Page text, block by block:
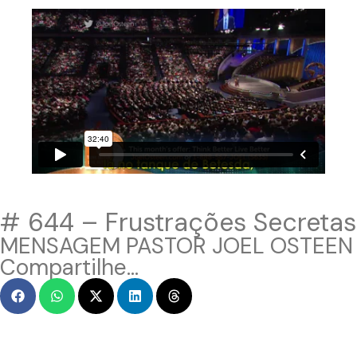
# 644 – Frustrações Secretas
MENSAGEM PASTOR JOEL OSTEEN
Compartilhe...